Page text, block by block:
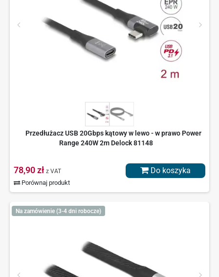
Przedłużacz USB 20Gbps kątowy w lewo - w prawo Power
Range 240W 2m Delock 81148
78,90 zł z VAT
Porównaj produkt
Do koszyka
Na zamówienie (3-4 dni robocze)